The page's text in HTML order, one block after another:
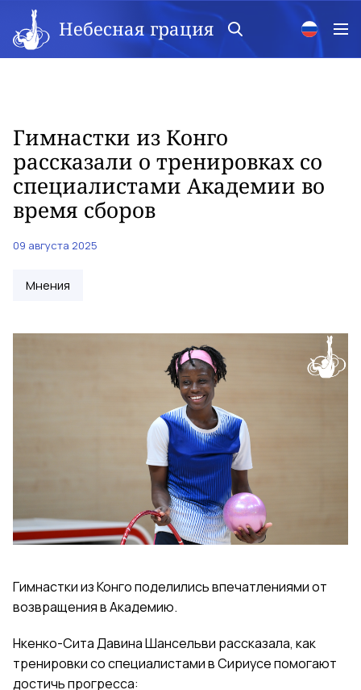
Небесная грация
Гимнастки из Конго
рассказали о тренировках со
специалистами Академии во
время сборов
09 августа 2025
Мнения
Гимнастки из Конго поделились впечатлениями от
возвращения в Академию.
Нкенко-Сита Давина Шансельви рассказала, как
тренировки со специалистами в Сириусе помогают
достичь прогресса: